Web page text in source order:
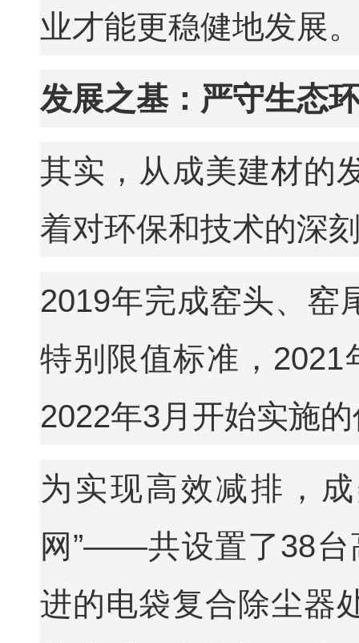
业才能更稳健地发展
发展之基：严守生态
其实，从成美建材的
着对环保和技术的深
2019年完成窑头、窑
特别限值标准，
2022年3月开始实施
为实现高效减排，
网”——共设置了38台
进的电袋复合除尘器